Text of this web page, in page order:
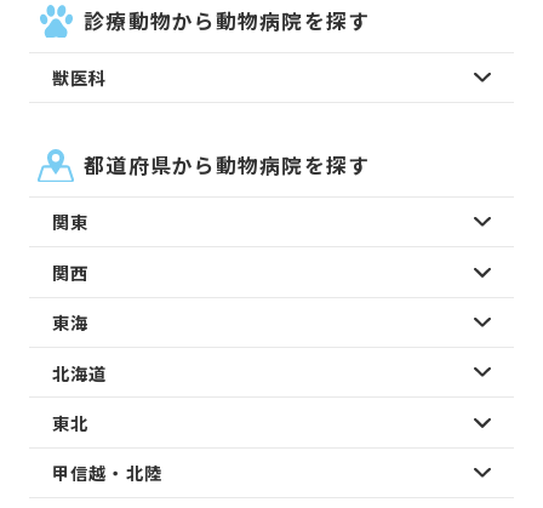
診療動物から動物病院を探す
獣医科
都道府県から動物病院を探す
関東
関西
東海
北海道
東北
甲信越・北陸